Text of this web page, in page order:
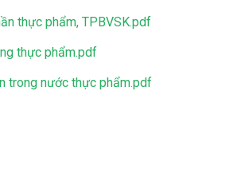
thực phẩm, TPBVSK.pdf
thực phẩm.pdf
trong nước thực phẩm.pdf